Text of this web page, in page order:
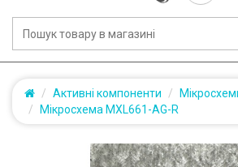
Активні компоненти
Мікросхема MXL661-AG-R